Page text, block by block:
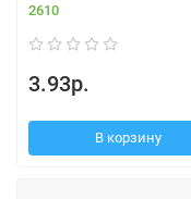
2610
3.93р.
В корзину